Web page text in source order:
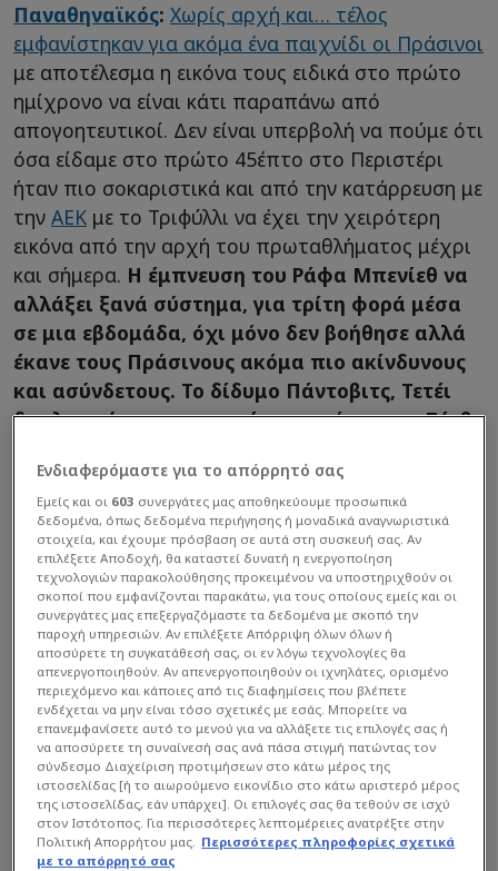
Παναθηναϊκός: Χωρίς αρχή και… τέλος
εμφανίστηκαν για ακόμα ένα παιχνίδι οι Πράσινοι
με αποτέλεσμα η εικόνα τους ειδικά στο πρώτο
ημίχρονο να είναι κάτι παραπάνω από
απογοητευτικoί. Δεν είναι υπερβολή να πούμε ότι
όσα είδαμε στο πρώτο 45έπτο στο Περιστέρι
ήταν πιο σοκαριστικά και από την κατάρρευση με
την ΑΕΚ με το Τριφύλλι να έχει την χειρότερη
εικόνα από την αρχή του πρωταθλήματος μέχρι
και σήμερα. Η έμπνευση του Ράφα Μπενίεθ να
αλλάξει ξανά σύστημα, για τρίτη φορά μέσα
σε μια εβδομάδα, όχι μόνο δεν βοήθησε αλλά
έκανε τους Πράσινους ακόμα πιο ακίνδυνους
και ασύνδετους. Το δίδυμο Πάντοβιτς, Τετέι
δεν λειτούργησε σε καμία στιγμή, με τον Σέρβο
Ενδιαφερόμαστε για το απόρρητό σας
Εμείς και οι 603 συνεργάτες μας αποθηκεύουμε προσωπικά
δεδομένα, όπως δεδομένα περιήγησης ή μοναδικά αναγνωριστικά
στοιχεία, και έχουμε πρόσβαση σε αυτά στη συσκευή σας. Αν
επιλέξετε Αποδοχή, θα καταστεί δυνατή η ενεργοποίηση
τεχνολογιών παρακολούθησης προκειμένου να υποστηριχθούν οι
σκοποί που εμφανίζονται παρακάτω, για τους οποίους εμείς και οι
συνεργάτες μας επεξεργαζόμαστε τα δεδομένα με σκοπό την
παροχή υπηρεσιών. Αν επιλέξετε Απόρριψη όλων όλων ή
αποσύρετε τη συγκατάθεσή σας, οι εν λόγω τεχνολογίες θα
απενεργοποιηθούν. Αν απενεργοποιηθούν οι ιχνηλάτες, ορισμένο
περιεχόμενο και κάποιες από τις διαφημίσεις που βλέπετε
ενδέχεται να μην είναι τόσο σχετικές με εσάς. Μπορείτε να
επανεμφανίσετε αυτό το μενού για να αλλάξετε τις επιλογές σας ή
να αποσύρετε τη συναίνεσή σας ανά πάσα στιγμή πατώντας τον
σύνδεσμο Διαχείριση προτιμήσεων στο κάτω μέρος της
ιστοσελίδας [ή το αιωρούμενο εικονίδιο στο κάτω αριστερό μέρος
της ιστοσελίδας, εάν υπάρχει]. Οι επιλογές σας θα τεθούν σε ισχύ
στον Ιστότοπος. Για περισσότερες λεπτομέρειες ανατρέξτε στην
Πολιτική Απορρήτου μας. Περισσότερες πληροφορίες σχετικά
με το απόρρητό σας